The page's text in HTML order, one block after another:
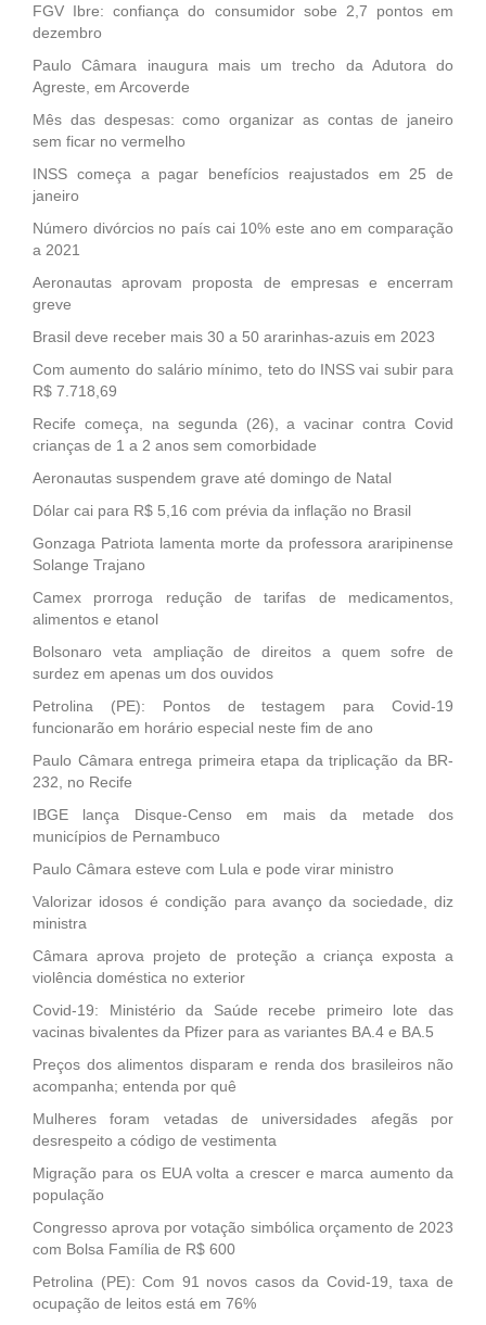
FGV Ibre: confiança do consumidor sobe 2,7 pontos em
dezembro
Paulo Câmara inaugura mais um trecho da Adutora do
Agreste, em Arcoverde
Mês das despesas: como organizar as contas de janeiro
sem ficar no vermelho
INSS começa a pagar benefícios reajustados em 25 de
janeiro
Número divórcios no país cai 10% este ano em comparação
a 2021
Aeronautas aprovam proposta de empresas e encerram
greve
Brasil deve receber mais 30 a 50 ararinhas-azuis em 2023
Com aumento do salário mínimo, teto do INSS vai subir para
R$ 7.718,69
Recife começa, na segunda (26), a vacinar contra Covid
crianças de 1 a 2 anos sem comorbidade
Aeronautas suspendem grave até domingo de Natal
Dólar cai para R$ 5,16 com prévia da inflação no Brasil
Gonzaga Patriota lamenta morte da professora araripinense
Solange Trajano
Camex prorroga redução de tarifas de medicamentos,
alimentos e etanol
Bolsonaro veta ampliação de direitos a quem sofre de
surdez em apenas um dos ouvidos
Petrolina (PE): Pontos de testagem para Covid-19
funcionarão em horário especial neste fim de ano
Paulo Câmara entrega primeira etapa da triplicação da BR-
232, no Recife
IBGE lança Disque-Censo em mais da metade dos
municípios de Pernambuco
Paulo Câmara esteve com Lula e pode virar ministro
Valorizar idosos é condição para avanço da sociedade, diz
ministra
Câmara aprova projeto de proteção a criança exposta a
violência doméstica no exterior
Covid-19: Ministério da Saúde recebe primeiro lote das
vacinas bivalentes da Pfizer para as variantes BA.4 e BA.5
Preços dos alimentos disparam e renda dos brasileiros não
acompanha; entenda por quê
Mulheres foram vetadas de universidades afegãs por
desrespeito a código de vestimenta
Migração para os EUA volta a crescer e marca aumento da
população
Congresso aprova por votação simbólica orçamento de 2023
com Bolsa Família de R$ 600
Petrolina (PE): Com 91 novos casos da Covid-19, taxa de
ocupação de leitos está em 76%